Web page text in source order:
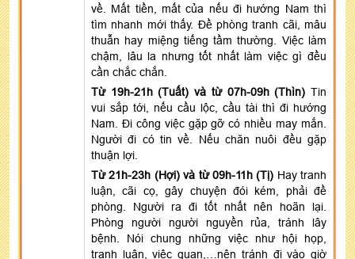
về. Mất tiền, mất của nếu đi hướng Nam thì
tìm nhanh mới thấy. Đề phòng tranh cãi, mâu
thuẫn hay miệng tiếng tầm thường. Việc làm
chậm, lâu la nhưng tốt nhất làm việc gì đều
cần chắc chắn.
Từ 19h-21h (Tuất) và từ 07h-09h (Thìn) Tin
vui sắp tới, nếu cầu lộc, cầu tài thì đi hướng
Nam. Đi công việc gặp gỡ có nhiều may mắn.
Người đi có tin về. Nếu chăn nuôi đều gặp
thuận lợi.
Từ 21h-23h (Hợi) và từ 09h-11h (Tị) Hay tranh
luận, cãi cọ, gây chuyện đói kém, phải đề
phòng. Người ra đi tốt nhất nên hoãn lại.
Phòng người người nguyền rủa, tránh lây
bệnh. Nói chung những việc như hội họp,
tranh luận, việc quan,…nên tránh đi vào giờ